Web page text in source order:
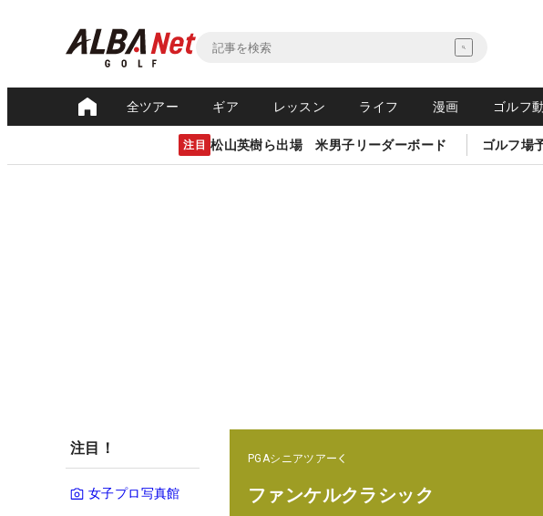
全ツアー ギア レッスン ライフ 漫画 ゴルフ
注目 松山英樹ら出場 米男子リーダーボード ゴルフ場
注目！
女子プロ写真館
PGAシニアツアー
ファンケルクラシック